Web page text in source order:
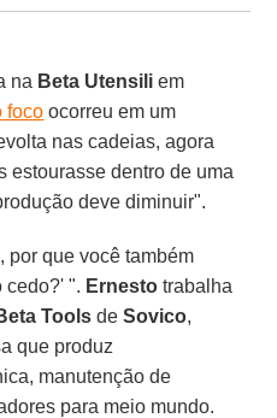
na Beta Utensili em
foco ocorreu em um
nas cadeias, agora
estourasse dentro de uma
deve diminuir".
por que você também
cedo?' ". Ernesto trabalha
Tools deSovico,
que produz
manutenção de
para meio mundo.